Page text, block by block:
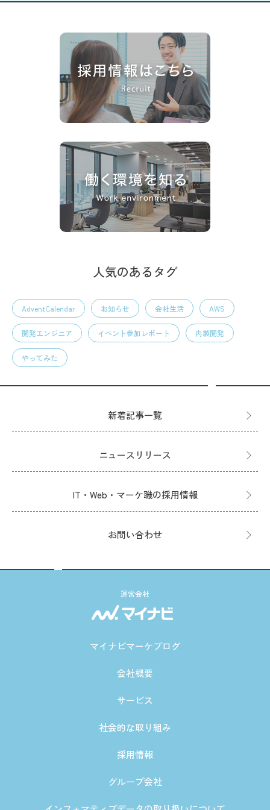
人気のあるタグ
AdventCalendar お知らせ 会社生活 AWS
開発エンジニア イベント参加レポート 内製開発
やってみた
新着記事一覧
ニュースリリース
IT・Web・マーケ職の採用情報
お問い合わせ
運営会社
マイナビマーケブログ
会社概要
サービス
社会的な取り組み
採用情報
グループ会社